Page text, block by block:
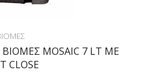
MOSAIC 7 LT ΜΕ
CLOSE